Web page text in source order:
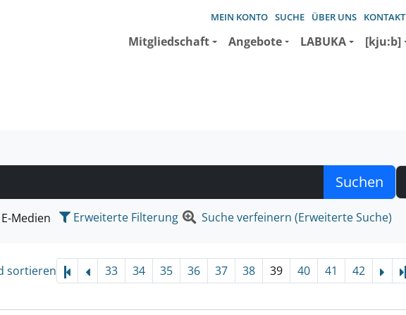
MEIN KONTO SUCHE ÜBER UNS KONTAKT
Mitgliedschaft Angebote LABUKA [kju:b]
suchen wollen.
E-Medien Erweiterte Filterung Suche verfeinern (Erweiterte Suche)
sortieren 33 34 35 36 37 38 39 40 41 42